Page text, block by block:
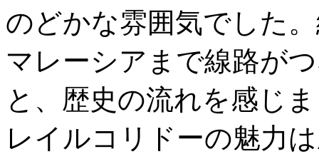
のどかな雰囲気でした
マレーシアまで線路が
と、歴史の流れを感じ
レイルコリドーの魅力